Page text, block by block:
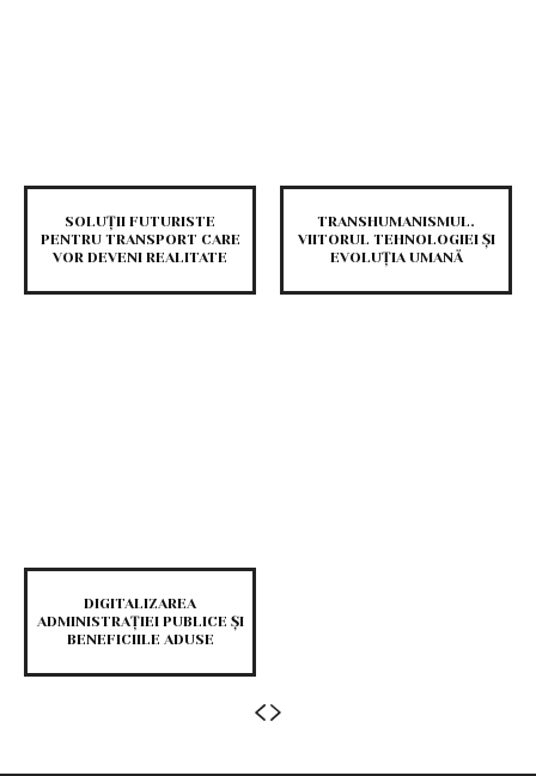
SOLUȚII FUTURISTE
PENTRU TRANSPORT CARE
VOR DEVENI REALITATE
TRANSHUMANISMUL.
VIITORUL TEHNOLOGIEI ȘI
EVOLUȚIA UMANĂ
DIGITALIZAREA
ADMINISTRAȚIEI PUBLICE ȘI
BENEFICIILE ADUSE